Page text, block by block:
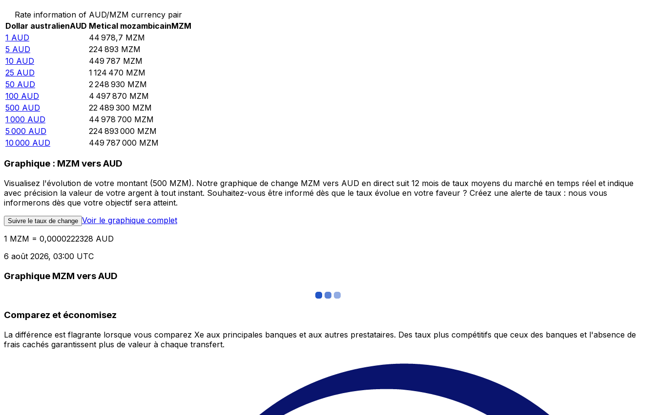
Rate information of AUD/MZM currency pair
Dollar australienAUD Metical mozambicainMZM
1 AUD 44 978,7 MZM
5 AUD 224 893 MZM
10 AUD 449 787 MZM
25 AUD 1 124 470 MZM
50 AUD 2 248 930 MZM
100 AUD 4 497 870 MZM
500 AUD 22 489 300 MZM
1 000 AUD 44 978 700 MZM
5 000 AUD 224 893 000 MZM
10 000 AUD 449 787 000 MZM
Graphique : MZM vers AUD
Visualisez l'évolution de votre montant (500 MZM). Notre graphique de change MZM vers AUD en direct suit 12 mois de taux moyens du marché en temps réel et indique
avec précision la valeur de votre argent à tout instant. Souhaitez-vous être informé dès que le taux évolue en votre faveur ? Créez une alerte de taux : nous vous
informerons dès que votre objectif sera atteint.
Suivre le taux de change Voir le graphique complet
1 MZM = 0,0000222328 AUD
6 août 2026, 03:00 UTC
Graphique MZM vers AUD
Comparez et économisez
La différence est flagrante lorsque vous comparez Xe aux principales banques et aux autres prestataires. Des taux plus compétitifs que ceux des banques et l'absence de
frais cachés garantissent plus de valeur à chaque transfert.